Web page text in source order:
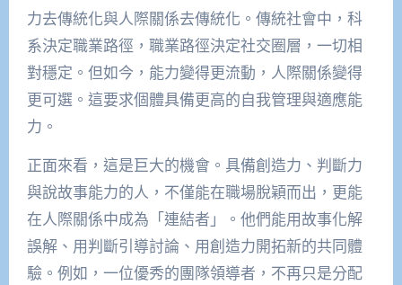
力去傳統化與人際關係去傳統化。傳統社會中，科
系決定職業路徑，職業路徑決定社交圈層，一切相
對穩定。但如今，能力變得更流動，人際關係變得
更可選。這要求個體具備更高的自我管理與適應能
力。
正面來看，這是巨大的機會。具備創造力、判斷力
與說故事能力的人，不僅能在職場脫穎而出，更能
在人際關係中成為「連結者」。他們能用故事化解
誤解、用判斷引導討論、用創造力開拓新的共同體
驗。例如，一位優秀的團隊領導者，不再只是分配